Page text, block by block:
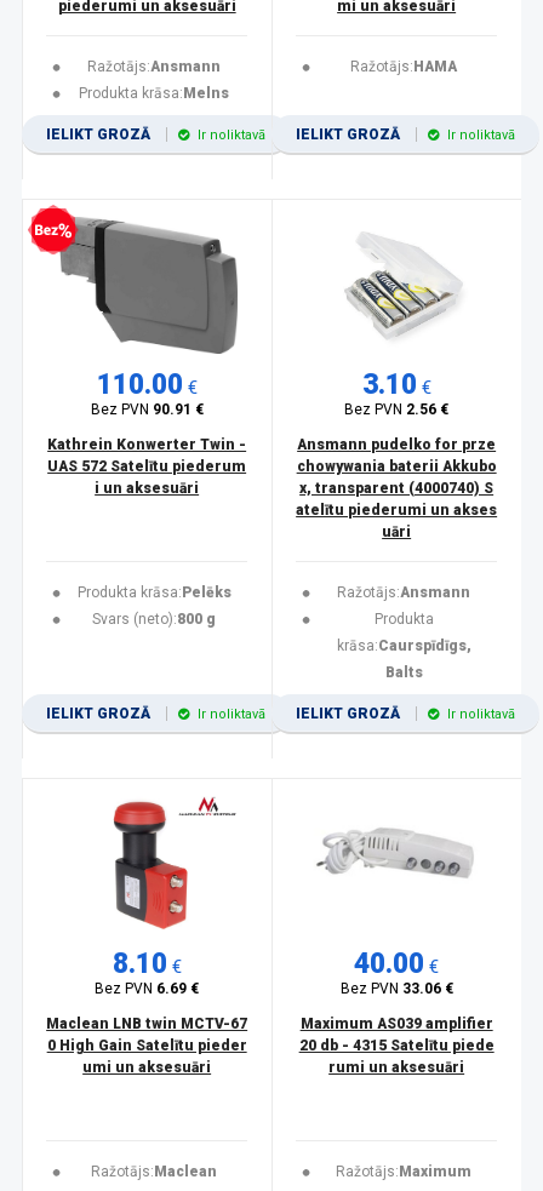
piederumi un aksesuāri
Ražotājs:Ansmann
Produkta krāsa: Melns
IELIKT GROZĀ Ir noliktavā
mi un aksesuāri
Ražotājs: HAMA
IELIKT GROZĀ Ir noliktavā
kredīts
110.00 €
Bez PVN 90.91 €
Kathrein Konwerter Twin -
UAS 572 Satelītu piederum
i un aksesuāri
Produkta krāsa: Pelēks
Svars (neto):800 g
IELIKT GROZĀ Ir noliktavā
3.10 €
Bez PVN 2.56 €
Ansmann pudelko for prze
chowywania baterii Akkubo
x, transparent (4000740) S
atelītu piederumi un akses
uāri
Ražotājs:Ansmann
Produkta
krāsa:Caurspīdīgs,
Balts
IELIKT GROZĀ Ir noliktavā
8.10 €
Bez PVN 6.69 €
Maclean LNB twin MCTV-67
0 High Gain Satelītu pieder
umi un aksesuāri
Ražotājs: Maclean
40.00 €
Bez PVN 33.06 €
Maximum AS039 amplifier
20 db - 4315 Satelītu piede
rumi un aksesuāri
Ražotājs: Maximum